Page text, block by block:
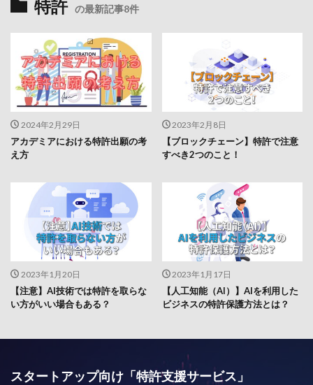
特許 の最新記事8件
2024年2月29日
アカデミアにおける特許出願の考
え方
2023年2月8日
【ブロックチェーン】特許で注意
すべき2つのこと！
2023年1月20日
【注意】AI技術では特許を取らな
い方がいい場合もある？
2023年1月17日
【人工知能（AI）】AIを利用した
ビジネスの特許保護方法とは？
スタートアップ向け「特許支援サービス」